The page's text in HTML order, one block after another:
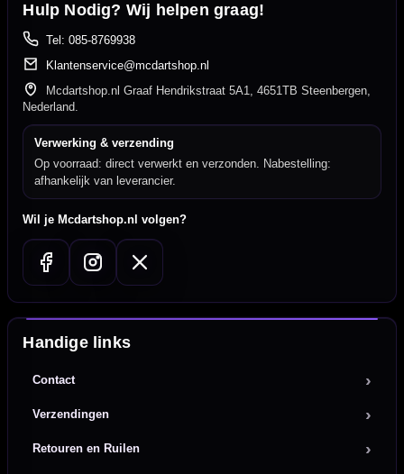
Hulp Nodig? Wij helpen graag!
Tel: 085-8769938
Klantenservice@mcdartshop.nl
Mcdartshop.nl Graaf Hendrikstraat 5A1, 4651TB Steenbergen,
Nederland.
Verwerking & verzending
Op voorraad: direct verwerkt en verzonden. Nabestelling:
afhankelijk van leverancier.
Wil je Mcdartshop.nl volgen?
Handige links
Contact
Verzendingen
Retouren en Ruilen